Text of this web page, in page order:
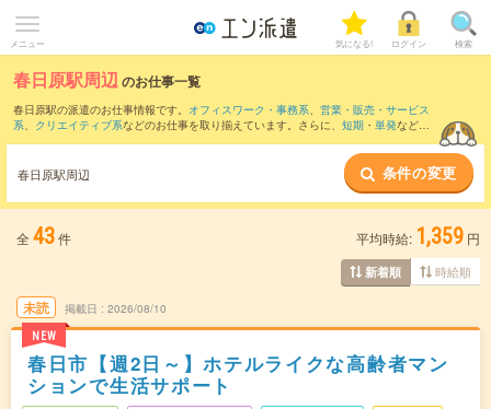
メニュー 気になる! ログイン 検索
春日原駅周辺のお仕事一覧
春日原駅の派遣のお仕事情報です。 オフィスワーク・事務系、 営業・販売・サービス
系、 クリエイティブ系などのお仕事を取り揃えています。さらに、 短期 ・ 単発などの
また、博多駅・
など近隣駅のお仕事もご
確認いただけます。
春日原駅周辺 条件の変更
全 43件 平均時給: 1,359 円
新着順 時給順
未読
NEW
掲載日 2026/08/10
春日市【週2日～】ホテルライクな高齢者マン
ションで生活サポート